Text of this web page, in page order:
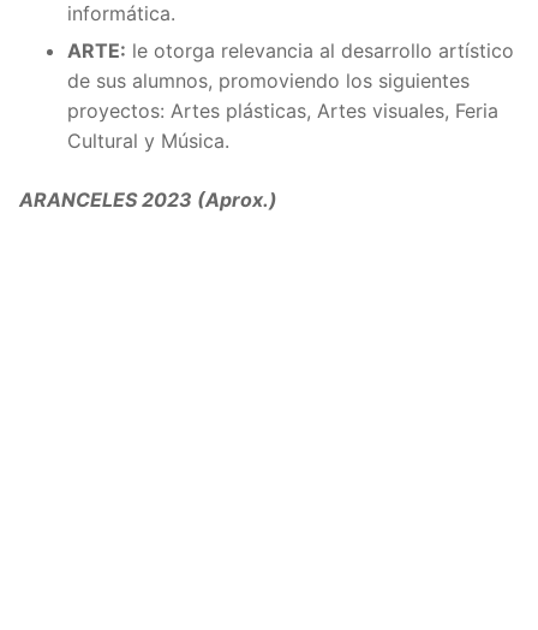
informática.
ARTE: le otorga relevancia al desarrollo artístico
de sus alumnos, promoviendo los siguientes
proyectos: Artes plásticas, Artes visuales, Feria
Cultural y Música.
ARANCELES 2023 (Aprox.)